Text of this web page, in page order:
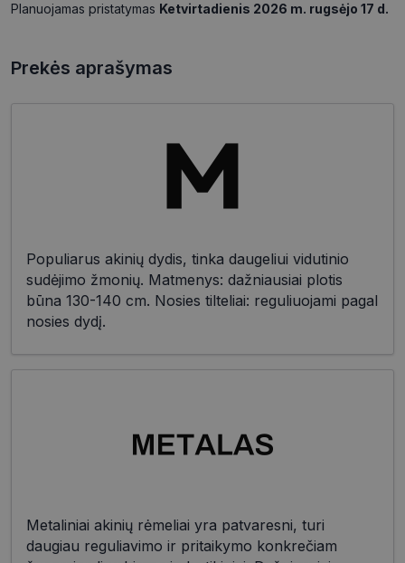
Planuojamas pristatymas Ketvirtadienis 2026 m. rugsėjo 17 d.
Prekės aprašymas
Populiarus akinių dydis, tinka daugeliui vidutinio
sudėjimo žmonių. Matmenys: dažniausiai plotis
būna 130-140 cm. Nosies tilteliai: reguliuojami pagal
nosies dydį.
Metaliniai akinių rėmeliai yra patvaresni, turi
daugiau reguliavimo ir pritaikymo konkrečiam